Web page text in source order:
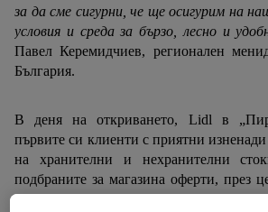
за да сме сигурни, че ще осигурим на
условия и среда за бързо, лесно и
Павел Керемидчиев, регионален
България.
В деня на откриването, Lidl в
първите си клиенти с приятни
на хранителни и нехранителни
подбраните за магазина оферти, през
гостите на Бургас, както и